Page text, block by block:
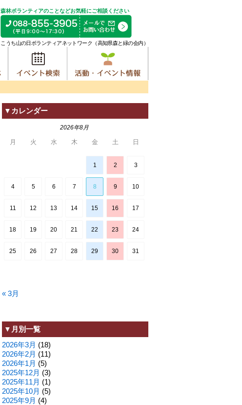
森林ボランティアのことなどお気軽にご相談ください
こうち山の日ボランティアネットワーク（高知県森と緑の会内）
▼カレンダー
2026年8月
月 火 水 木 金 土 日
1 2 3
4 5 6 7 8 9 10
11 12 13 14 15 16 17
18 19 20 21 22 23 24
25 26 27 28 29 30 31
« 3月
▼月別一覧
2026年3月 (18)
2026年2月 (11)
2026年1月 (5)
2025年12月 (3)
2025年11月 (1)
2025年10月 (5)
2025年9月 (4)